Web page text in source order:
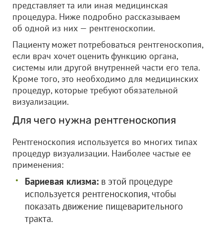
представляет та или иная медицинская
процедура. Ниже подробно рассказываем
об одной из них — рентгеноскопии.
Пациенту может потребоваться рентгеноскопия,
если врач хочет оценить функцию органа,
системы или другой внутренней части его тела.
Кроме того, это необходимо для медицинских
процедур, которые требуют обязательной
визуализации.
Для чего нужна рентгеноскопия
Рентгеноскопия используется во многих типах
процедур визуализации. Наиболее частые ее
применения:
Бариевая клизма: в этой процедуре
используется рентгеноскопия, чтобы
показать движение пищеварительного
тракта.